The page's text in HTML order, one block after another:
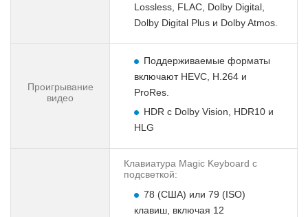
Lossless, FLAC, Dolby Digital,
Dolby Digital Plus и Dolby Atmos.
Проигрывание
видео
Поддерживаемые форматы
включают HEVC, H.264 и
ProRes.
HDR с Dolby Vision, HDR10 и
HLG
Клавиатура Magic Keyboard с
подсветкой:
78 (США) или 79 (ISO)
клавиш, включая 12